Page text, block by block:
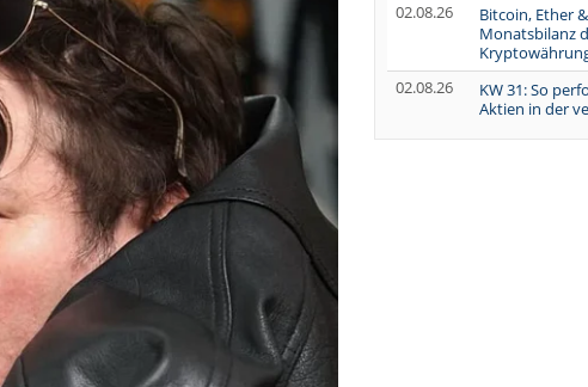
02.08.26
Bitcoin, Ether
Monatsbilanz
02.08.26
KW 31: So
Aktien in der